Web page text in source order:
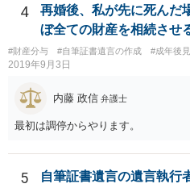
の事だけ考えるべきなのでしょう
い解決案があればお悩みになるのは
と親子関係を結びたいと思っている
子縁組の必要があり 氏も変更する
しているとは言え、自分の子と私の
望。もちろん私もそうできればと
るいは 遺言書などで その意思を
士に相談してみてください。
4
再婚後、私が先に死んだ
ぼ全ての財産を相続させ
#財産分与 #自筆証書遺言の作成 #成年後
2019年9月3日
内藤 政信 弁護士
最初は調停からやります。
5 自筆証書遺言の遺言執行